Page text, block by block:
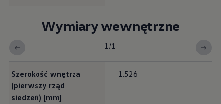
Wymiary wewnętrzne
1/1
Szerokość wnętrza
(pierwszy rząd
siedzeń) [mm]
1.526